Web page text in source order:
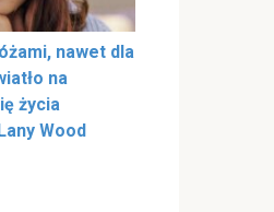
nawet dla
na
życia
Wood